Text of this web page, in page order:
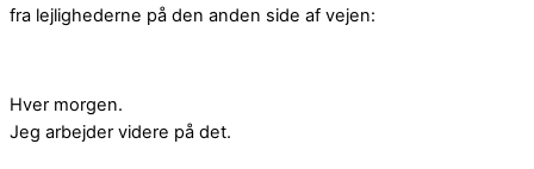
fra lejlighederne på den anden side af vejen:
Hver morgen.
Jeg arbejder videre på det.